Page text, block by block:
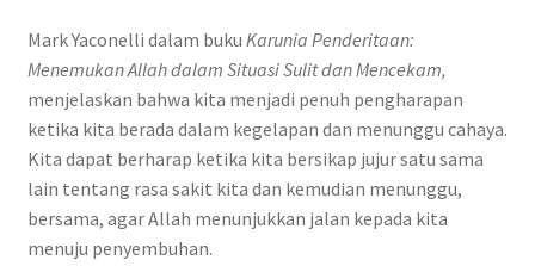
Mark Yaconelli dalam buku Karunia Penderitaan:
Menemukan Allah dalam Situasi Sulit dan Mencekam,
menjelaskan bahwa kita menjadi penuh pengharapan
ketika kita berada dalam kegelapan dan menunggu cahaya.
Kita dapat berharap ketika kita bersikap jujur satu sama
lain tentang rasa sakit kita dan kemudian menunggu,
bersama, agar Allah menunjukkan jalan kepada kita
menuju penyembuhan.